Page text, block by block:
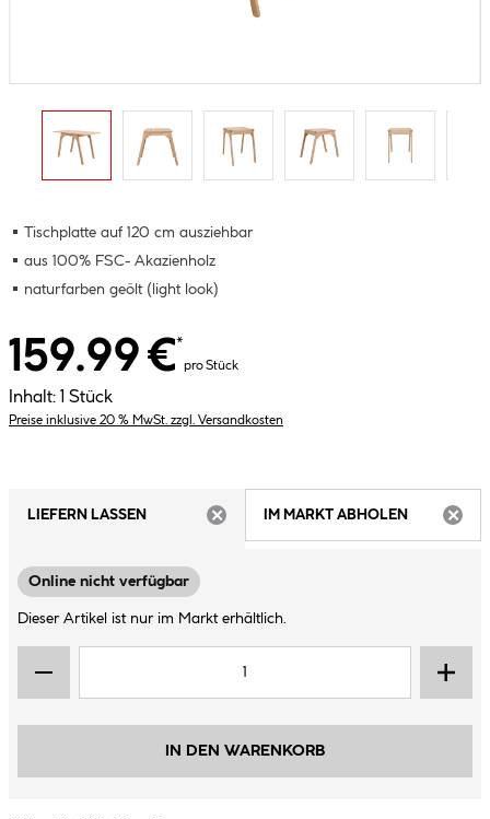
Tischplatte auf 120 cm ausziehbar
aus 100% FSC- Akazienholz
naturfarben geölt (light look)
159.99 €*
pro Stück
Inhalt: 1 Stück
Preise inklusive 20 % MwSt. zzgl. Versandkosten
LIEFERN LASSEN
IM MARKT ABHOLEN
Online nicht verfügbar
Dieser Artikel ist nur im Markt erhältlich.
IN DEN WARENKORB